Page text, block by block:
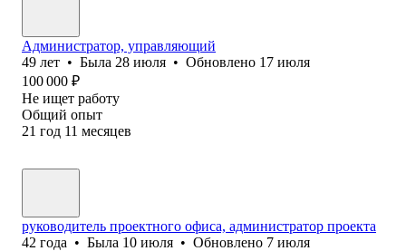
Администратор, управляющий
49 лет • Была 28 июля • Обновлено 17 июля
100 000 ₽
Не ищет работу
Общий опыт
21 год 11 месяцев
руководитель проектного офиса, администратор проекта
42 года • Была 10 июля • Обновлено 7 июля